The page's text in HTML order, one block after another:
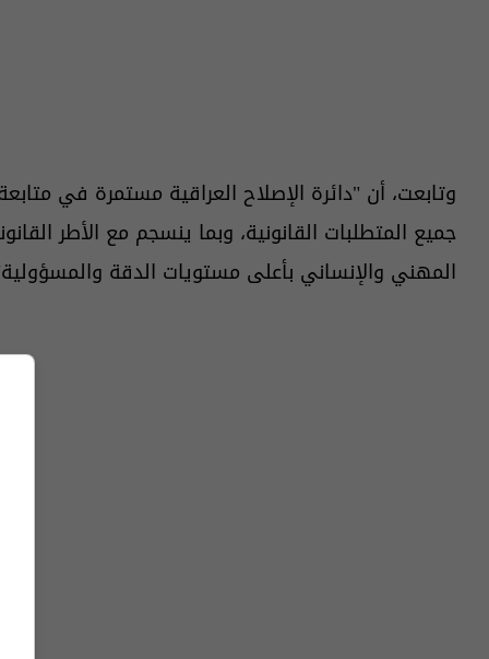
وتابعت، أن "دائرة الإصلاح العراقية مستمرة في
جميع المتطلبات القانونية، وبما ينسجم مع الأطر
المهني والإنساني بأعلى مستويات الدقة